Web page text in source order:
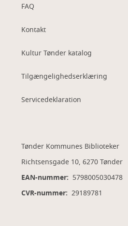
FAQ
Kontakt
Kultur Tønder katalog
Tilgængelighedserklæring
Servicedeklaration
Tønder Kommunes Biblioteker
Richtsensgade 10, 6270 Tønder
EAN-nummer: 5798005030478
CVR-nummer: 29189781